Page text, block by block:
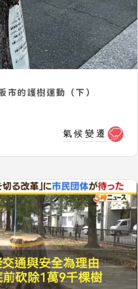
的護樹運動（下）
氣候變遷